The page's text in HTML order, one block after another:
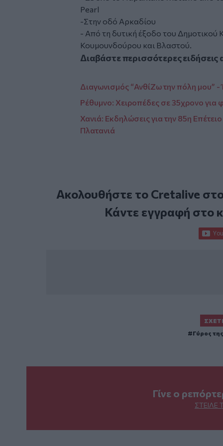
Pearl
-Στην οδό Αρκαδίου
- Από τη δυτική έξοδο του
Κουμουνδούρου και Βλαστού.
Διαβάστε περισσότερες ειδήσεις
Διαγωνισμός “ΑνθίΖω την πόλη μου” -
Ρέθυμνο: Χειροπέδες σε 35χρονο για
Χανιά: Εκδηλώσεις για την 85η
Πλατανιά
Ακολουθήστε το Cretalive
Κάντε εγγραφή στο
Γύρος
Γίνε ο
ΣΤΕΊΛΕ